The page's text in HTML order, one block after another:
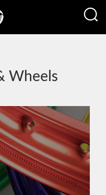
Wheels